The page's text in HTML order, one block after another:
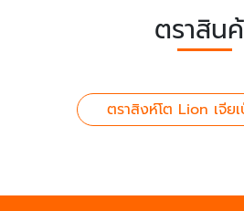
ตราสิน
ตราสิงห์โต Lion เจีย